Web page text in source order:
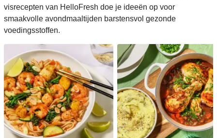
visrecepten van HelloFresh doe je ideeën op voor
smaakvolle avondmaaltijden barstensvol gezonde
voedingsstoffen.